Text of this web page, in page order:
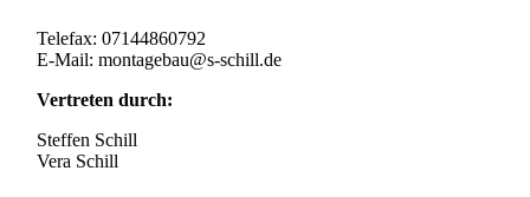
Telefax: 07144860792
E-Mail: montagebau@s-schill.de
Vertreten durch:
Steffen Schill
Vera Schill